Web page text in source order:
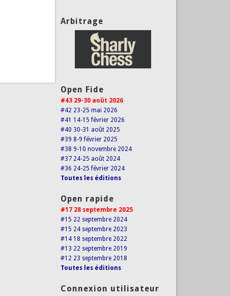
Arbitrage
Open Fide
#43 29-30 août 2026
#42 23-25 mai 2026
#41 14-15 février 2026
#40 30-31 août 2025
#39 8-9 février 2025
#38 9-10 novembre 2024
#37 24-25 août 2024
#36 24-25 février 2024
Toutes les éditions
Open rapide
#17 28 septembre 2025
#15 22 septembre 2024
#15 24 septembre 2023
#14 18 septembre 2022
#13 22 septembre 2019
#12 23 septembre 2018
Toutes les éditions
Connexion utilisateur